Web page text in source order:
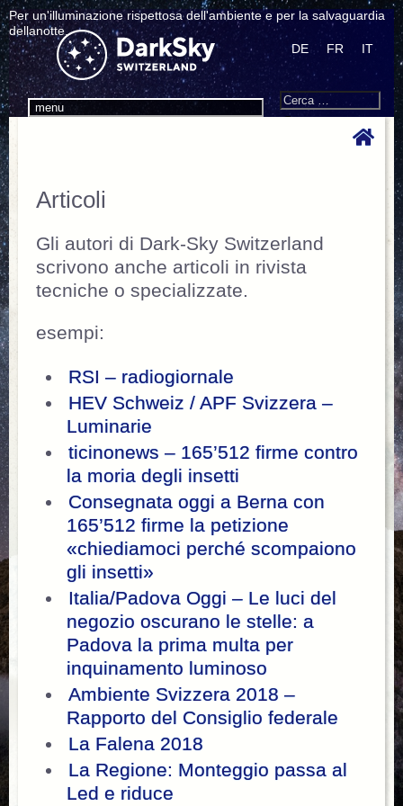
Per un'illuminazione rispettosa dell'ambiente e per la salvaguardia
dellanotte.
menu
DE FR IT
Search
Cerca:
Articoli
Gli autori di Dark-Sky Switzerland
scrivono anche articoli in rivista
tecniche o specializzate.
esempi:
RSI – radiogiornale
HEV Schweiz / APF Svizzera –
Luminarie
ticinonews – 165’512 firme contro
la moria degli insetti
Consegnata oggi a Berna con
165’512 firme la petizione
«chiediamoci perché scompaiono
gli insetti»
Italia/Padova Oggi – Le luci del
negozio oscurano le stelle: a
Padova la prima multa per
inquinamento luminoso
Ambiente Svizzera 2018 –
Rapporto del Consiglio federale
La Falena 2018
La Regione: Monteggio passa al
Led e riduce